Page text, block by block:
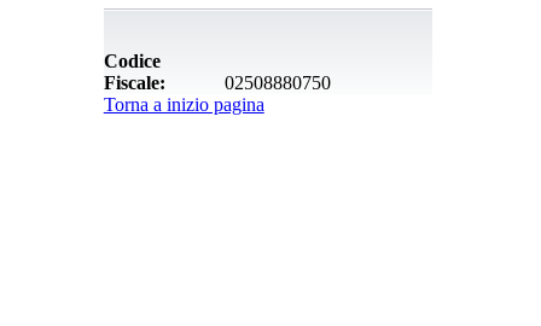
Codice
Fiscale:
02508880750
Torna a inizio pagina